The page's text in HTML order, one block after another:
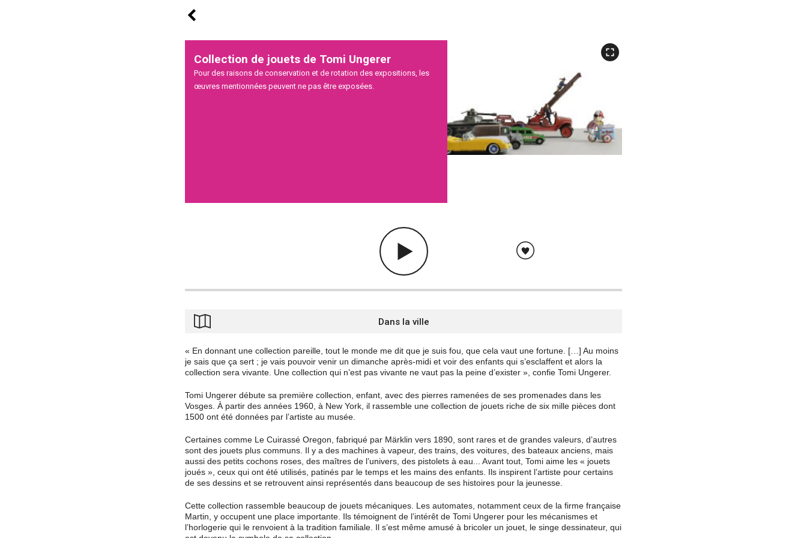
Collection de jouets de Tomi Ungerer
Pour des raisons de conservation et de rotation des expositions, les
œuvres mentionnées peuvent ne pas être exposées.
Dans la ville
« En donnant une collection pareille, tout le monde me dit que je suis fou, que cela vaut une fortune. […] Au moins
je sais que ça sert ; je vais pouvoir venir un dimanche après-midi et voir des enfants qui s’esclaffent et alors la
collection sera vivante. Une collection qui n’est pas vivante ne vaut pas la peine d’exister », confie Tomi Ungerer.
Tomi Ungerer débute sa première collection, enfant, avec des pierres ramenées de ses promenades dans les
Vosges. À partir des années 1960, à New York, il rassemble une collection de jouets riche de six mille pièces dont
1500 ont été données par l’artiste au musée.
Certaines comme Le Cuirassé Oregon, fabriqué par Märklin vers 1890, sont rares et de grandes valeurs, d’autres
sont des jouets plus communs. Il y a des machines à vapeur, des trains, des voitures, des bateaux anciens, mais
aussi des petits cochons roses, des maîtres de l’univers, des pistolets à eau... Avant tout, Tomi aime les « jouets
joués », ceux qui ont été utilisés, patinés par le temps et les mains des enfants. Ils inspirent l’artiste pour certains
de ses dessins et se retrouvent ainsi représentés dans beaucoup de ses histoires pour la jeunesse.
Cette collection rassemble beaucoup de jouets mécaniques. Les automates, notamment ceux de la firme française
Martin, y occupent une place importante. Ils témoignent de l’intérêt de Tomi Ungerer pour les mécanismes et
l’horlogerie qui le renvoient à la tradition familiale. Il s’est même amusé à bricoler un jouet, le singe dessinateur, qui